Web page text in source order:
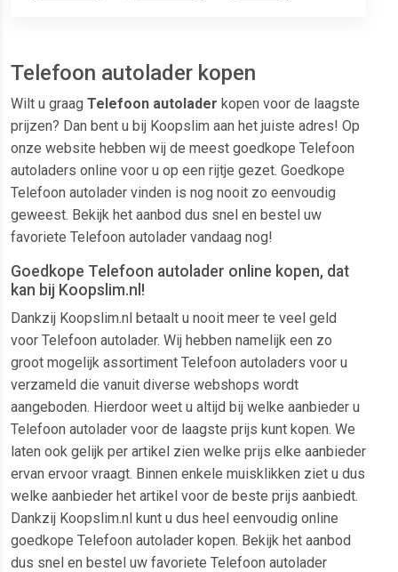
Telefoon autolader kopen
Wilt u graag Telefoon autolader kopen voor de laagste
prijzen? Dan bent u bij Koopslim aan het juiste adres! Op
onze website hebben wij de meest goedkope Telefoon
autoladers online voor u op een rijtje gezet. Goedkope
Telefoon autolader vinden is nog nooit zo eenvoudig
geweest. Bekijk het aanbod dus snel en bestel uw
favoriete Telefoon autolader vandaag nog!
Goedkope Telefoon autolader online kopen, dat
kan bij Koopslim.nl!
Dankzij Koopslim.nl betaalt u nooit meer te veel geld
voor Telefoon autolader. Wij hebben namelijk een zo
groot mogelijk assortiment Telefoon autoladers voor u
verzameld die vanuit diverse webshops wordt
aangeboden. Hierdoor weet u altijd bij welke aanbieder u
Telefoon autolader voor de laagste prijs kunt kopen. We
laten ook gelijk per artikel zien welke prijs elke aanbieder
ervan ervoor vraagt. Binnen enkele muisklikken ziet u dus
welke aanbieder het artikel voor de beste prijs aanbiedt.
Dankzij Koopslim.nl kunt u dus heel eenvoudig online
goedkope Telefoon autolader kopen. Bekijk het aanbod
dus snel en bestel uw favoriete Telefoon autolader